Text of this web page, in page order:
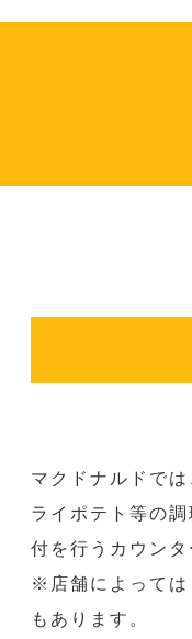
マクドナルドで
ライポテト等の
付を行うカウン
※店舗によっては
もあります。